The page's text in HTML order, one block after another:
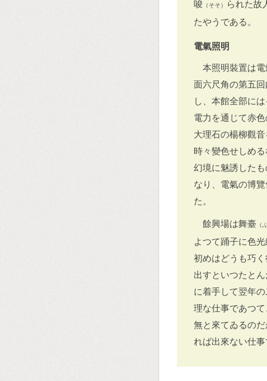
唆 （そそ）
られた故
たやうである。
電氣照明
本照明裝置は
面六尺角の第五
し、本館全部に
電力を通じて赤
大理石の楊柳觀
時々變色せしめ
幻境に魅誘した
なり、電氣の博
た。
餘興場は舞臺 （
よつて踊子に色
初めはどうも巧
出すといつたと
に着手して翌年
理な仕事であつ
無と來てゐるの
れば出來ない仕